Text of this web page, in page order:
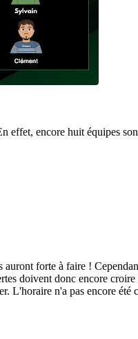
effet, encore huit équipes
forte à faire !
doivent donc encore
L'horaire n'a pas encore